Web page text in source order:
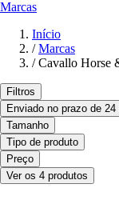
Marcas
Início
/ Marcas
/ Cavallo Horse
Filtros
Enviado no prazo de 24
Tamanho
Tipo de produto
Preço
Ver os 4 produtos